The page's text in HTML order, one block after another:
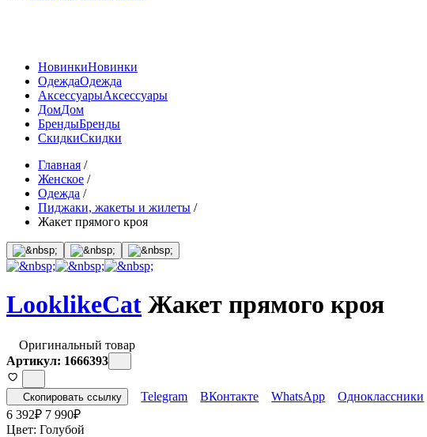
НовинкиНовинки
ОдеждаОдежда
АксессуарыАксессуары
ДомДом
БрендыБренды
СкидкиСкидки
Главная /
Женское /
Одежда /
Пиджаки, жакеты и жилеты /
Жакет прямого кроя
LooklikeCat Жакет прямого кроя
Оригинальный товар
Артикул: 1666393
Скопировать ссылку Telegram ВКонтакте WhatsApp
Одноклассники
6 392₽ 7 990₽
Цвет: Голубой